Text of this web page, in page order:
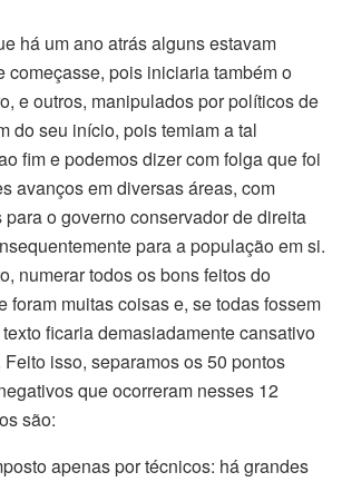
há um ano atrás alguns estavam
começasse, pois iniciaria também o
e outros, manipulados por políticos de
do seu início, pois temiam a tal
fim e podemos dizer com folga que foi
avanços em diversas áreas, com
o governo conservador de direita
para a população em si.
numerar todos os bons feitos do
foram muitas coisas e, se todas fossem
ficaria demasiadamente cansativo
isso, separamos os 50 pontos
que ocorreram nesses 12
são:
apenas por técnicos: há grandes